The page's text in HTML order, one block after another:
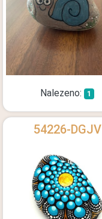
Nalezeno: 1
54226-DGJV